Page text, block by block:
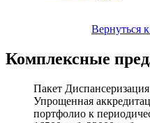
Вернуться
Комплексные
Пакет Диспансеризация
Упрощенная
портфолио к